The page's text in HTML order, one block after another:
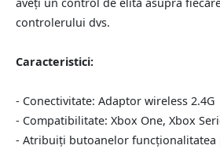
aveți un control de elită asupra
controlerului dvs.
Caracteristici:
- Conectivitate: Adaptor wireless 2.4G
- Compatibilitate: Xbox One, Xbox
- Atribuiți butoanelor funcționalitatea